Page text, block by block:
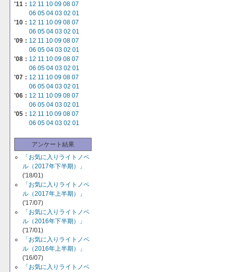
'11： 12 11 10 09 08 07
06 05 04 03 02 01
'10： 12 11 10 09 08 07
06 05 04 03 02 01
'09： 12 11 10 09 08 07
06 05 04 03 02 01
'08： 12 11 10 09 08 07
06 05 04 03 02 01
'07： 12 11 10 09 08 07
06 05 04 03 02 01
'06： 12 11 10 09 08 07
06 05 04 03 02 01
'05： 12 11 10 09 08 07
06 05 04 03 02 01
アンケート結果
「お気に入りライトノベ
ル（2017年下半期）」
('18/01)
「お気に入りライトノベ
ル（2017年上半期）」
('17/07)
「お気に入りライトノベ
ル（2016年下半期）」
('17/01)
「お気に入りライトノベ
ル（2016年上半期）」
('16/07)
「お気に入りライトノベ